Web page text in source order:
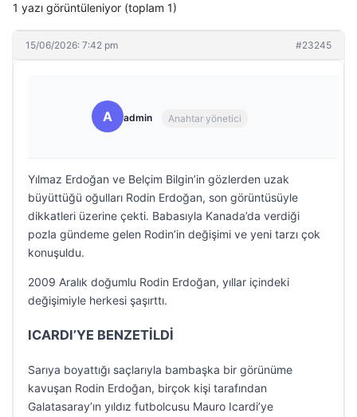
1 yazı görüntüleniyor (toplam 1)
15/06/2026: 7:42 pm #23245
A admin Anahtar yönetici
Yılmaz Erdoğan ve Belçim Bilgin’in gözlerden uzak
büyüttüğü oğulları Rodin Erdoğan, son görüntüsüyle
dikkatleri üzerine çekti. Babasıyla Kanada’da verdiği
pozla gündeme gelen Rodin’in değişimi ve yeni tarzı çok
konuşuldu.
2009 Aralık doğumlu Rodin Erdoğan, yıllar içindeki
değişimiyle herkesi şaşırttı.
ICARDI’YE BENZETİLDİ
Sarıya boyattığı saçlarıyla bambaşka bir görünüme
kavuşan Rodin Erdoğan, birçok kişi tarafından
Galatasaray’ın yıldız futbolcusu Mauro Icardi’ye